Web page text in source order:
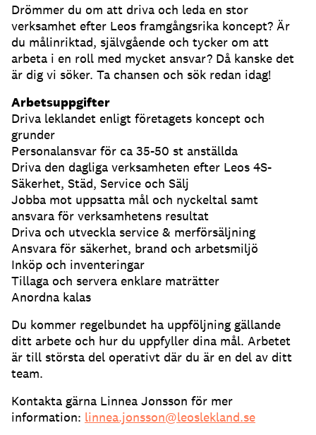
Drömmer du om att driva och leda en stor
verksamhet efter Leos framgångsrika koncept? Är
du målinriktad, självgående och tycker om att
arbeta i en roll med mycket ansvar? Då kanske det
är dig vi söker. Ta chansen och sök redan idag!
Arbetsuppgifter
Driva leklandet enligt företagets koncept och
grunder
Personalansvar för ca 35-50 st anställda
Driva den dagliga verksamheten efter Leos 4S-
Säkerhet, Städ, Service och Sälj
Jobba mot uppsatta mål och nyckeltal samt
ansvara för verksamhetens resultat
Driva och utveckla service & merförsäljning
Ansvara för säkerhet, brand och arbetsmiljö
Inköp och inventeringar
Tillaga och servera enklare maträtter
Anordna kalas
Du kommer regelbundet ha uppföljning gällande
ditt arbete och hur du uppfyller dina mål. Arbetet
är till största del operativt där du är en del av ditt
team.
Kontakta gärna Linnea Jonsson för mer
information: linnea.jonsson@leoslekland.se